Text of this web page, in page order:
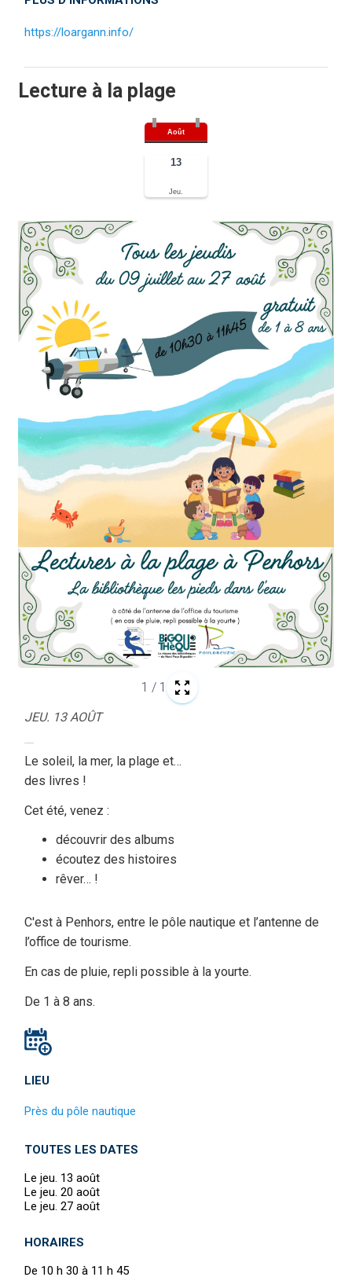
https://loargann.info/
Lecture à la plage
Août
13
Jeu.
1 / 1
JEU. 13 AOÛT
Le soleil, la mer, la plage et…
des livres !
Cet été, venez :
découvrir des albums
écoutez des histoires
rêver… !
C'est à Penhors, entre le pôle nautique et l’antenne de
l’office de tourisme.
En cas de pluie, repli possible à la yourte.
De 1 à 8 ans.
LIEU
Près du pôle nautique
TOUTES LES DATES
Le jeu. 13 août
Le jeu. 20 août
Le jeu. 27 août
HORAIRES
De 10 h 30 à 11 h 45